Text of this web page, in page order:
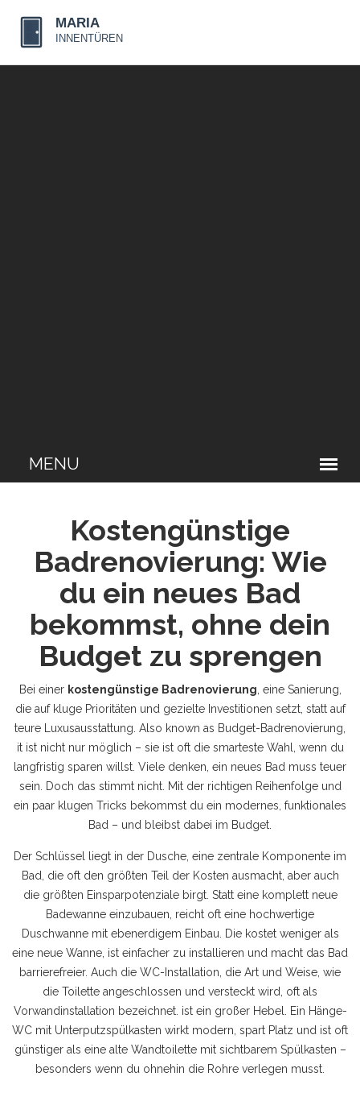
Kostengünstige
Badrenovierung: Wie
du ein neues Bad
bekommst, ohne dein
Budget zu sprengen
Bei einer kostengünstige Badrenovierung eine Sanierung,
die auf kluge Prioritäten und gezielte Investitionen setzt, statt auf
teure Luxusausstattung . Also known as Budget-Badrenovierung
it ist nicht nur möglich – sie ist oft die smarteste Wahl, wenn du
langfristig sparen willst. Viele denken, ein neues Bad muss teuer
sein. Doch das stimmt nicht. Mit der richtigen Reihenfolge und
ein paar klugen Tricks bekommst du ein modernes, funktionales
Bad – und bleibst dabei im Budget.
Der Schlüssel liegt in der Dusche eine zentrale Komponente im
Bad, die oft den größten Teil der Kosten ausmacht, aber auch
die größten Einsparpotenziale birgt. Statt eine komplett neue
Badewanne einzubauen, reicht oft eine hochwertige
Duschwanne mit ebenerdigem Einbau. Die kostet weniger als
eine neue Wanne, ist einfacher zu installieren und macht das Bad
barrierefreier. Auch die WC-Installation die Art und Weise, wie
die Toilette angeschlossen und versteckt wird, oft als
Vorwandinstallation bezeichnet. ist ein großer Hebel. Ein Hänge-
WC mit Unterputzspülkasten wirkt modern, spart Platz und ist oft
günstiger als eine alte Wandtoilette mit sichtbarem Spülkasten –
besonders wenn du ohnehin die Rohre verlegen musst.